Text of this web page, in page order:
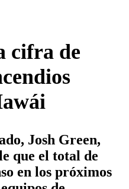
cifra de
Josh Green,
que el total de
en los próximos